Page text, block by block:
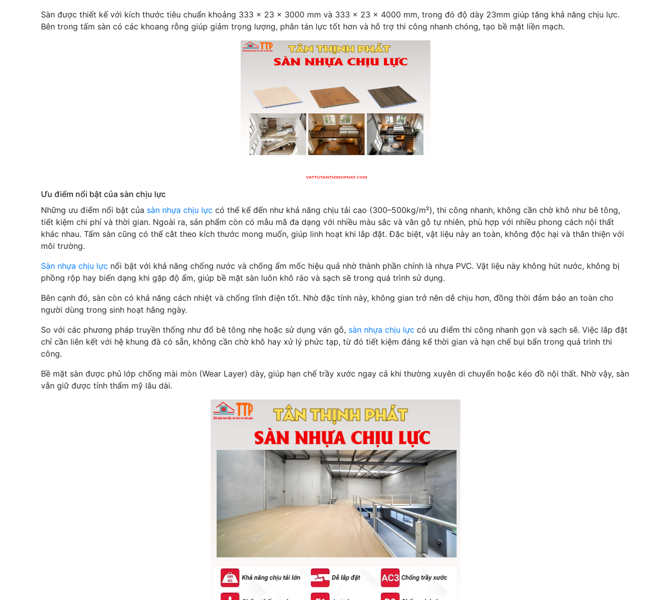
Sàn được thiết kế với kích thước tiêu chuẩn khoảng 333 x 23 x 3000 mm và 333 x 23 x 4000 mm, trong đó độ dày 23mm giúp tăng khả năng chịu lực.
Bên trong tấm sàn có các khoang rỗng giúp giảm trọng lượng, phân tán lực tốt hơn và hỗ trợ thi công nhanh chóng, tạo bề mặt liền mạch.
Ưu điểm nổi bật của sàn chịu lực
Những ưu điểm nổi bật của sàn nhựa chịu lực có thể kể đến như khả năng chịu tải cao (300–500kg/m²), thi công nhanh, không cần chờ khô như bê tông,
tiết kiệm chi phí và thời gian. Ngoài ra, sản phẩm còn có mẫu mã đa dạng với nhiều màu sắc và vân gỗ tự nhiên, phù hợp với nhiều phong cách nội thất
khác nhau. Tấm sàn cũng có thể cắt theo kích thước mong muốn, giúp linh hoạt khi lắp đặt. Đặc biệt, vật liệu này an toàn, không độc hại và thân thiện với
môi trường.
Sàn nhựa chịu lực nổi bật với khả năng chống nước và chống ẩm mốc hiệu quả nhờ thành phần chính là nhựa PVC. Vật liệu này không hút nước, không bị
phồng rộp hay biến dạng khi gặp độ ẩm, giúp bề mặt sàn luôn khô ráo và sạch sẽ trong quá trình sử dụng.
Bên cạnh đó, sàn còn có khả năng cách nhiệt và chống tĩnh điện tốt. Nhờ đặc tính này, không gian trở nên dễ chịu hơn, đồng thời đảm bảo an toàn cho
người dùng trong sinh hoạt hằng ngày.
So với các phương pháp truyền thống như đổ bê tông nhẹ hoặc sử dụng ván gỗ, sàn nhựa chịu lực có ưu điểm thi công nhanh gọn và sạch sẽ. Việc lắp đặt
chỉ cần liên kết với hệ khung đà có sẵn, không cần chờ khô hay xử lý phức tạp, từ đó tiết kiệm đáng kể thời gian và hạn chế bụi bẩn trong quá trình thi
công.
Bề mặt sàn được phủ lớp chống mài mòn (Wear Layer) dày, giúp hạn chế trầy xước ngay cả khi thường xuyên di chuyển hoặc kéo đồ nội thất. Nhờ vậy, sàn
vẫn giữ được tính thẩm mỹ lâu dài.